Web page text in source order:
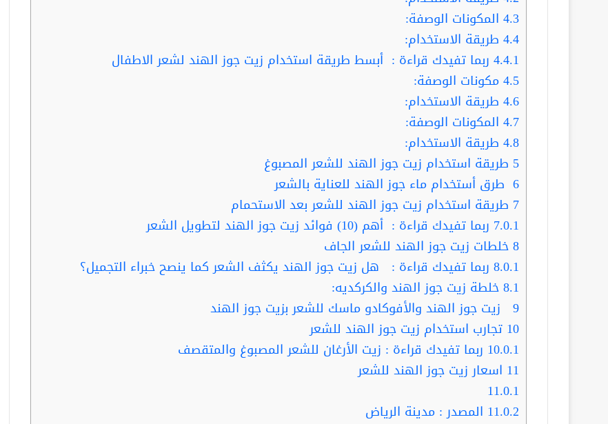
4.3 المكونات الوصفة:
4.4 طريقة الاستخدام:
4.4.1 ربما تفيدك قراءة : أبسط طريقة استخدام زيت جوز الهند لشعر الاطفال
4.5مكونات الوصفة:
4.6 طريقة الاستخدام:
4.7 المكونات الوصفة:
4.8 طريقة الاستخدام:
5 طريقة استخدام زيت جوز الهند للشعر المصبوغ
6 طرق أستخدام ماء جوز الهند للعناية بالشعر
7 طريقة استخدام زيت جوز الهند للشعر بعد الاستحمام
7.0.1 ربما تفيدك قراءة : أهم (10) فوائد زيت جوز الهند لتطويل الشعر
8خلطات زيت جوز الهند للشعر الجاف
8.0.1 ربما تفيدك قراءة : هل زيت جوز الهند يكثف الشعر كما ينصح خبراء التجميل؟
8.1خلطة زيت جوز الهند والكركديه:
9 زيت جوز الهند والأفوكادو ماسك للشعر بزيت جوز الهند
10 تجارب استخدام زيت جوز الهند للشعر
10.0.1 ربما تفيدك قراءة : زيت الأرغان للشعر المصبوغ والمتقصف
11 اسعار زيت جوز الهند للشعر
11.0.1
11.0.2 المصدر : مدينة الرياض